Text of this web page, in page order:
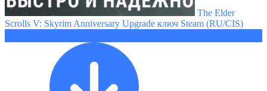
The Elder
Scrolls V: Skyrim Anniversary Upgrade ключ Steam (RU/CIS)